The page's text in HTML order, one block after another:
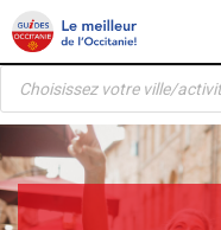
Skip
to
content
Recherche
produits